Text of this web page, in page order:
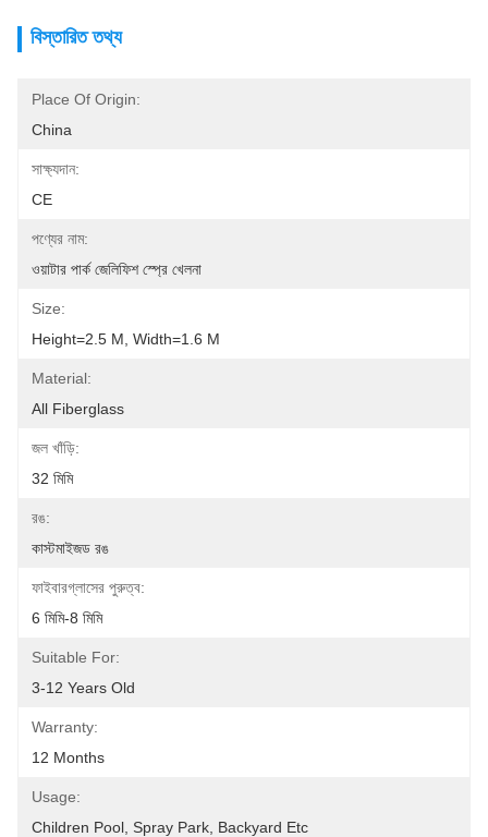
বিস্তারিত তথ্য
Place Of Origin:
China
সাক্ষ্যদান:
CE
পণ্যের নাম:
ওয়াটার পার্ক জেলিফিশ স্প্রে খেলনা
Size:
Height=2.5 M, Width=1.6 M
Material:
All Fiberglass
জল খাঁড়ি:
32 মিমি
রঙ:
কাস্টমাইজড রঙ
ফাইবারগ্লাসের পুরুত্ব:
6 মিমি-8 মিমি
Suitable For:
3-12 Years Old
Warranty:
12 Months
Usage:
Children Pool, Spray Park, Backyard Etc